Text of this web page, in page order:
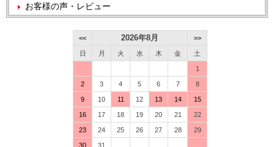
お客様の声・レビュー
<< 2026年8月 >>
日 月 火 水 木 金 土
1
2 3 4 5 6 7 8
9 10 11 12 13 14 15
16 17 18 19 20 21 22
23 24 25 26 27 28 29
30 31